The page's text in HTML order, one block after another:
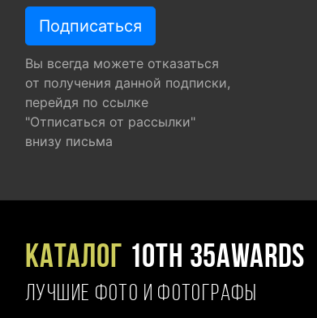
Вы всегда можете отказаться
от получения данной подписки,
перейдя по ссылке
"Отписаться от рассылки"
внизу письма
Каталог 10TH 35AWARDS
ЛУЧШИЕ ФОТО И ФОТОГРАФЫ